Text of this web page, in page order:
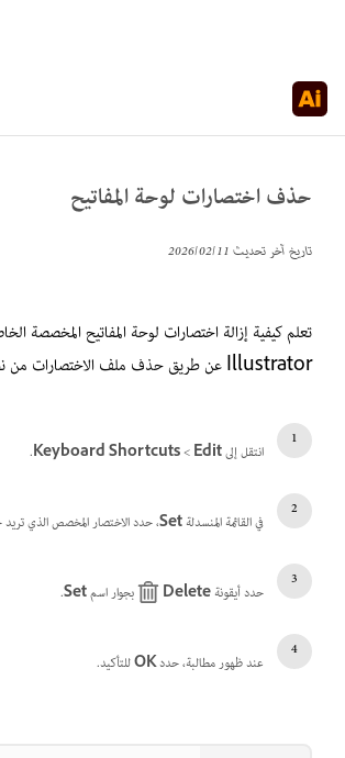
حذف اختصارات لوحة المفاتيح
تاريخ آخر تحديث11‏/02‏/2026
Illustrator عن طريق حذف ملف الاختصارات من نظامك.
انتقل إلىEdit
>‏
Keyboard Shortcuts
.
في القائمة المنسدلةSet، حدد الاختصار المخصص الذي
حدد أيقونةDelete بجوار اسمSet
.
عند ظهور مطالبة، حددOKللتأكيد.